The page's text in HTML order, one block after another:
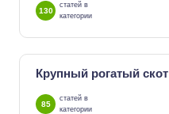
130
статей в
категории
Крупный рогатый скот
85
статей в
категории